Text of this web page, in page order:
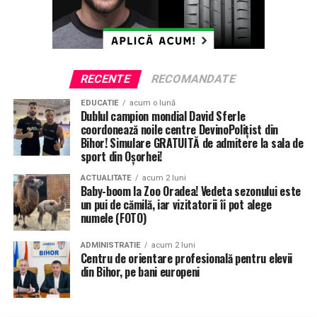
înlocuirea stâlpilor de susținere a firului de contact la
tramvaie și a stâlpilor de iluminat.
Trafic rutier subteran
A doua etapă a proiectului vizează zona cuprinsă
între Magazinul Crișul și Gara Oradea.
Și în această etapă se urmărește crearea de undă verde
pentru tramvai, însă, de data aceasta, prin realizarea
unui pasaj subteran în zona stației de cale ferată Gara
Centrală Oradea. Astfel, traficul rutier va intra prin
subteran, iar tramvaiul va circula deasupra.
Proiectul mai prevede reamenajarea zonei stației de cale
ferată Gara Centrală Oradea, prin crearea unei piațete
publice deasupra pasajului subteran rutier, creare unei
zone intermodale în Piaţa București.
RECENTE RECOMANDATE
EDUCATIE acum o lună
Dublul campion mondial David Sferle
coordonează noile centre DevinoPolițist din
Bihor! Simulare GRATUITĂ de admitere la sala de
sport din Oșorhei!
ACTUALITATE acum 2 luni
Baby-boom la Zoo Oradea! Vedeta sezonului este
un pui de cămilă, iar vizitatorii îi pot alege
numele (FOTO)
ADMINISTRATIE acum 2 luni
Centru de orientare profesională pentru elevii
din Bihor, pe bani europeni